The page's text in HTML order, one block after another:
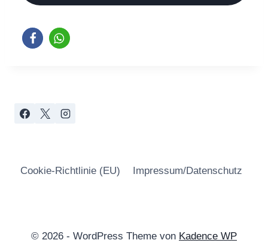
Cookie-Richtlinie (EU) Impressum/Datenschutz
© 2026 - WordPress Theme von Kadence WP